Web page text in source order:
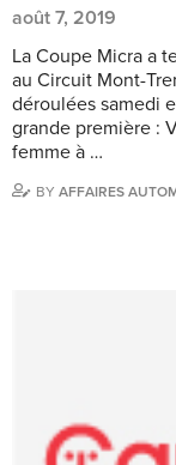
août 7, 2019
La Coupe Micra a
au Circuit Mont-
déroulées samedi
grande première :
femme à …
BY AFFAIRES